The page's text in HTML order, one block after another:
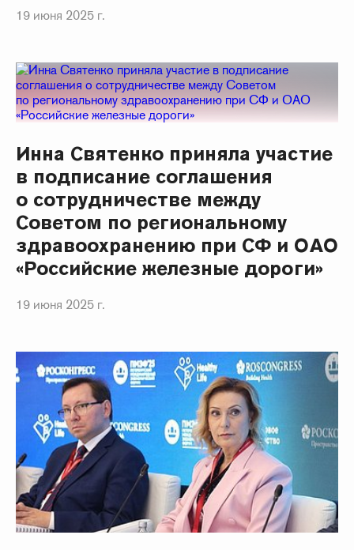
19 июня 2025 г.
Инна Святенко приняла участие
в подписание соглашения
о сотрудничестве между
Советом по региональному
здравоохранению при СФ и ОАО
«Российские железные дороги»
19 июня 2025 г.